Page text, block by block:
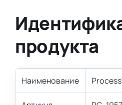
продукта
Наименование